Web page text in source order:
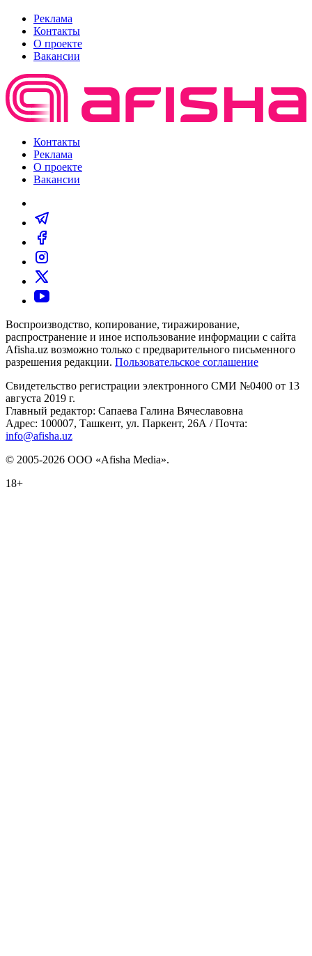
Реклама
Контакты
О проекте
Вакансии
Контакты
Реклама
О проекте
Вакансии
Воспроизводство, копирование, тиражирование,
распространение и иное использование информации с сайта
Afisha.uz возможно только с предварительного письменного
разрешения редакции. Пользовательское соглашение
Свидетельство регистрации электронного СМИ №0400 от 13
августа 2019 г.
Главный редактор: Сапаева Галина Вячеславовна
Адрес: 100007, Ташкент, ул. Паркент, 26А / Почта:
info@afisha.uz
© 2005-2026 ООО «Afisha Media».
18+